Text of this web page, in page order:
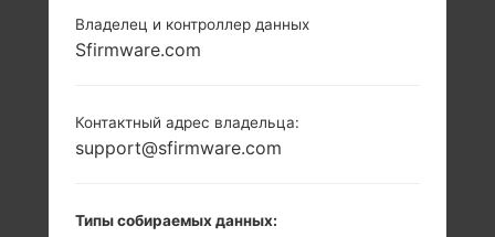
Владелец и контроллер данных
Sfirmware.com
Контактный адрес владельца:
support@sfirmware.com
Типы собираемых данных: